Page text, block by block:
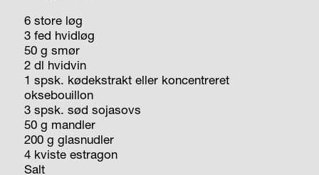
6 store løg
3 fed hvidløg
50 g smør
2 dl hvidvin
1 spsk. kødekstrakt eller koncentreret
oksebouillon
3 spsk. sød sojasovs
50 g mandler
200 g glasnudler
4 kviste estragon
Salt